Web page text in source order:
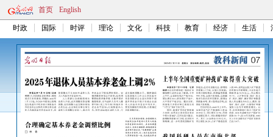
首页 English
时政 国际 时评 理论 文化 科技 教育 经济 生活